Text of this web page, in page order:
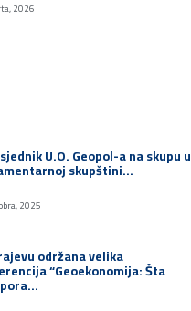
2026
U.O. Geopol-a na skupu u
skupštini…
2025
održana velika
“Geoekonomija: Šta